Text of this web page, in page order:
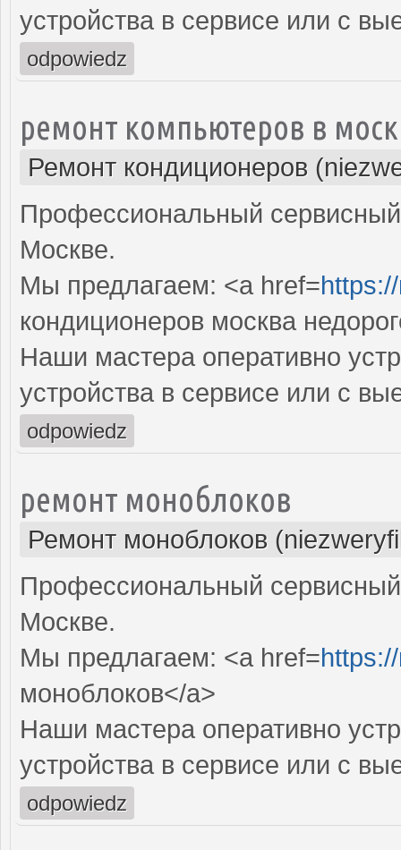
устройства в сервисе или с
odpowiedz
ремонт компьютеров в
Ремонт кондиционеров
Профессиональный
Москве.
Мы предлагаем: <a href=
кондиционеров москва
Наши мастера оперативно
устройства в сервисе или с
odpowiedz
ремонт моноблоков
Ремонт моноблоков
Профессиональный
Москве.
Мы предлагаем: <a href=
моноблоков</a>
Наши мастера оперативно
устройства в сервисе или с
odpowiedz